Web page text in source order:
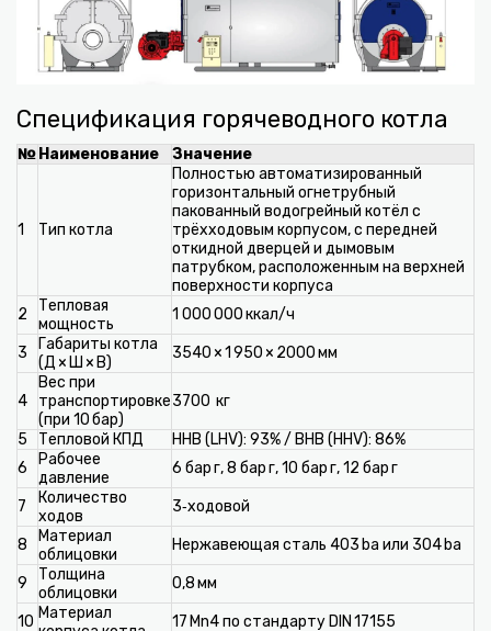
Спецификация горячеводного котла
№ Наименование Значение
1 Тип котла
Полностью автоматизированный
горизонтальный огнетрубный
пакованный водогрейный котёл с
трёхходовым корпусом, с передней
откидной дверцей и дымовым
патрубком, расположенным на верхней
поверхности корпуса
2
Тепловая
мощность
1 000 000 ккал/ч
3
Габариты котла
(Д × Ш × В)
3540 × 1 950 × 2000 мм
4
Вес при
транспортировке
(при 10 бар)
3700 кг
5 Тепловой КПД
ННВ (LHV): 93% / ВНВ (HHV): 86%
6
Рабочее
давление
6 бар г, 8 бар г, 10 бар г, 12 бар г
7
Количество
ходов
3‑ходовой
8
Материал
облицовки
Нержавеющая сталь 403 ba или 304 ba
9
Толщина
облицовки
0,8 мм
10 Материал
17 Mn4 по стандарту DIN 17155